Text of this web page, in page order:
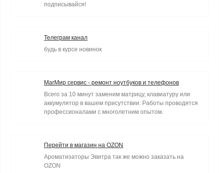
подписывайся!
Телеграм канал
будь в курсе новинок
МагМир сервис - ремонт ноутбуков и телефонов
Всего за 10 минут заменим матрицу, клавиатуру или
аккумулятор в вашем присутствии. Работы проводятся
профессионалами с многолетним опытом.
Перейти в магазин на OZON
Ароматизаторы Эвитра так же можно заказать на
OZON